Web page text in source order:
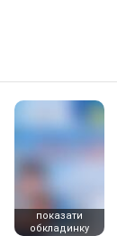
показати
обкладинку